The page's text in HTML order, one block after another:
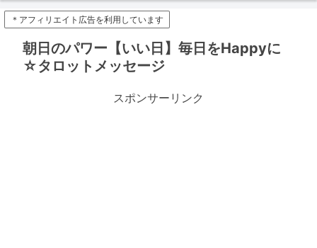
＊アフィリエイト広告を利用しています
朝日のパワー【いい日】毎日をHappyに
☆タロットメッセージ
スポンサーリンク